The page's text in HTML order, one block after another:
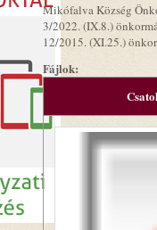
Mikófalva Község
3/2022. (IX.8.)
12/2015. (XI.25.)
Fájlok: